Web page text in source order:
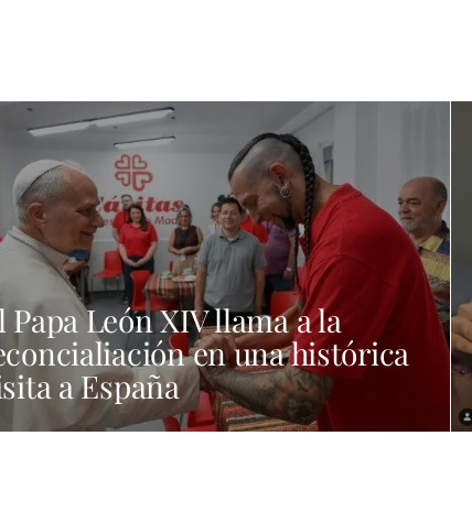
Papa León XIV llama a la
en una histórica
a España